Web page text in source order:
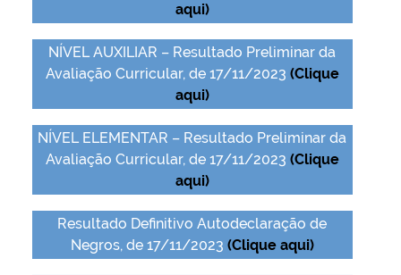
aqui)
NÍVEL AUXILIAR – Resultado Preliminar da
Avaliação Curricular, de 17/11/2023 (Clique
aqui)
NÍVEL ELEMENTAR – Resultado Preliminar da
Avaliação Curricular, de 17/11/2023 (Clique
aqui)
Resultado Definitivo Autodeclaração de
Negros, de 17/11/2023 (Clique aqui)